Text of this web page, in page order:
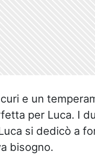
e un
per Luca. I
si dedicò a
bisogno.